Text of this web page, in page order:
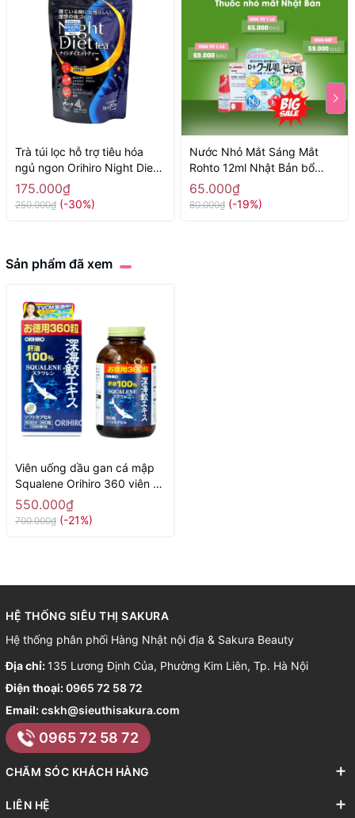
Trà túi lọc hỗ trợ tiêu hóa
ngủ ngon Orihiro Night Diet
Tea vị nguyên bản ( 20 túi) -
Hàng Nhật chính hãng
175.000₫
250.000₫ (-30%)
Nước Nhỏ Mắt Sáng Mắt
Rohto 12ml Nhật Bản bổ
sung vitamin màu vàng
65.000₫
80.000₫ (-19%)
Sản phẩm đã xem
Viên uống dầu gan cá mập
Squalene Orihiro 360 viên -
Hàng Nhật nội địa
550.000₫
700.000₫ (-21%)
HỆ THỐNG SIÊU THỊ SAKURA
Hệ thống phân phối Hàng Nhật nội địa & Sakura Beauty
Địa chỉ: 135 Lương Định Của, Phường Kim Liên, Tp. Hà Nội
Điện thoại:0965 72 58 72
Email:cskh@sieuthisakura.com
0965 72 58 72
CHĂM SÓC KHÁCH HÀNG
LIÊN HỆ